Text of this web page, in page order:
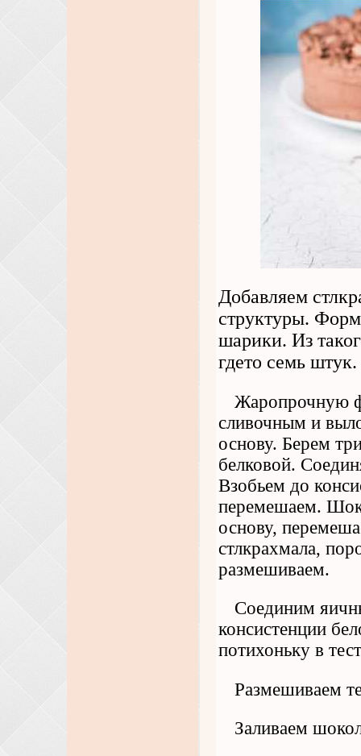
Добавляем
структуры.
шарики. Из
гдето семь штук.
Жаропрочную
сливочным и
основу. Берем
белковой.
Взобьем до
перемешаем.
основу,
стлкрахмала,
размешиваем.
Соединим
консистенции
потихоньку в
Размешиваем
Заливаем